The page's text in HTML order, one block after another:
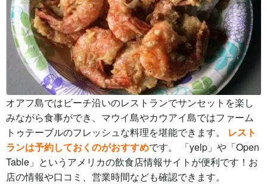
オアフ島ではビーチ沿いのレストランでサンセットを楽し
みながら食事ができ、マウイ島やカウアイ島ではファーム
トゥテーブルのフレッシュな料理を堪能できます。 レスト
ランは予約しておくのがおすすめです。 「yelp」や「Open
Table」というアメリカの飲食店情報サイトが便利です！お
店の情報や口コミ、営業時間なども確認できます。